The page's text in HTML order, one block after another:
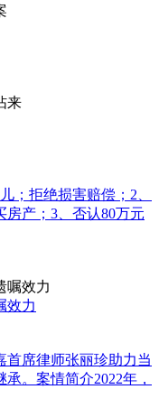
来
；拒绝损害赔偿；2、
产；3、否认80万元
效力
首席律师张丽珍助力当
。案情简介2022年，